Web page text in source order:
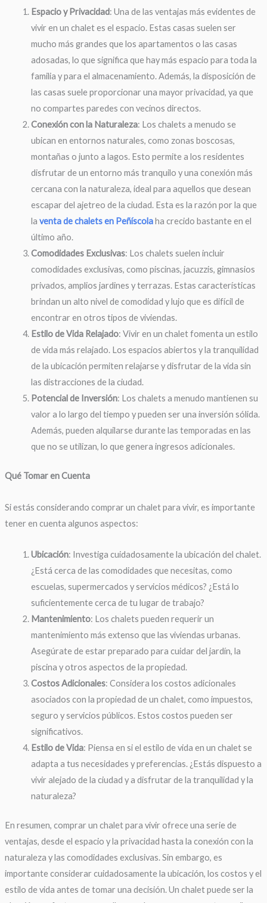
Espacio y Privacidad: Una de las ventajas más evidentes de
vivir en un chalet es el espacio. Estas casas suelen ser
mucho más grandes que los apartamentos o las casas
adosadas, lo que significa que hay más espacio para toda la
familia y para el almacenamiento. Además, la disposición de
las casas suele proporcionar una mayor privacidad, ya que
no compartes paredes con vecinos directos.
Conexión con la Naturaleza: Los chalets a menudo se
ubican en entornos naturales, como zonas boscosas,
montañas o junto a lagos. Esto permite a los residentes
disfrutar de un entorno más tranquilo y una conexión más
cercana con la naturaleza, ideal para aquellos que desean
escapar del ajetreo de la ciudad. Esta es la razón por la que
la venta de chalets en Peñíscolaha crecido bastante en el
último año.
Comodidades Exclusivas: Los chalets suelen incluir
comodidades exclusivas, como piscinas, jacuzzis, gimnasios
privados, amplios jardines y terrazas. Estas características
brindan un alto nivel de comodidad y lujo que es difícil de
encontrar en otros tipos de viviendas.
Estilo de Vida Relajado: Vivir en un chalet fomenta un estilo
de vida más relajado. Los espacios abiertos y la tranquilidad
de la ubicación permiten relajarse y disfrutar de la vida sin
las distracciones de la ciudad.
Potencial de Inversión: Los chalets a menudo mantienen su
valor a lo largo del tiempo y pueden ser una inversión sólida.
Además, pueden alquilarse durante las temporadas en las
que no se utilizan, lo que genera ingresos adicionales.
Qué Tomar en Cuenta
Si estás considerando comprar un chalet para vivir, es importante
tener en cuenta algunos aspectos:
Ubicación: Investiga cuidadosamente la ubicación del chalet.
¿Está cerca de las comodidades que necesitas, como
escuelas, supermercados y servicios médicos? ¿Está lo
suficientemente cerca de tu lugar de trabajo?
Mantenimiento: Los chalets pueden requerir un
mantenimiento más extenso que las viviendas urbanas.
Asegúrate de estar preparado para cuidar del jardín, la
piscina y otros aspectos de la propiedad.
Costos Adicionales: Considera los costos adicionales
asociados con la propiedad de un chalet, como impuestos,
seguro y servicios públicos. Estos costos pueden ser
significativos.
Estilo de Vida: Piensa en si el estilo de vida en un chalet se
adapta a tus necesidades y preferencias. ¿Estás dispuesto a
vivir alejado de la ciudad y a disfrutar de la tranquilidad y la
naturaleza?
En resumen, comprar un chalet para vivir ofrece una serie de
ventajas, desde el espacio y la privacidad hasta la conexión con la
naturaleza y las comodidades exclusivas. Sin embargo, es
importante considerar cuidadosamente la ubicación, los costos y el
estilo de vida antes de tomar una decisión. Un chalet puede ser la